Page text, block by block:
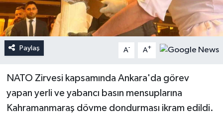
Paylaş A- A+
NATO Zirvesi kapsamında Ankara'da görev
yapan yerli ve yabancı basın mensuplarına
Kahramanmaraş dövme dondurması ikram edildi.